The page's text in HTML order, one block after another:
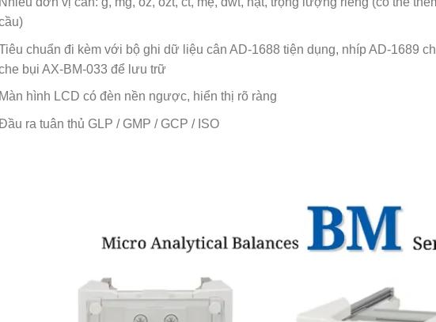
chuẩn đi kèm với bộ ghi dữ liệu cân AD-1688 tiện dụng, nhíp AD-1689
bụi AX-BM-033 để lưu trữ
hình LCD có đèn nền ngược, hiển thị rõ ràng
ra tuân thủ GLP / GMP / GCP / ISO